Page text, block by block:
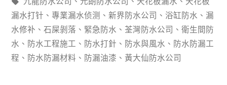
選
購
避
籤:
漏水打针 、 專業漏水侦测 、 新界防水公司 、 浴缸防水 、 漏
水修补 、 石屎剝落 、 緊急防水 、 荃灣防水公司 、 衛生間防
水 、 防水工程施工 、 防水打針 、 防水與風水 、 防水防漏工
程 、 防水防漏材料 、 防漏油漆 、 黃大仙防水公司